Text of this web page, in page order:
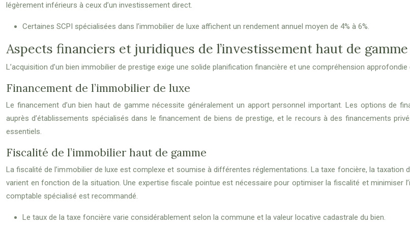
légèrement inférieurs à ceux d’un investissement direct.
Certaines SCPI spécialisées dans l’immobilier de luxe affichent un rendement annuel moyen de 4% à 6%.
Aspects financiers et juridiques de l’investissement haut de gamme
L’acquisition d’un bien immobilier de prestige exige une solide planification financière et une compréhension
Financement de l’immobilier de luxe
Le financement d’un bien haut de gamme nécessite généralement un apport personnel important. Les options de
auprès d’établissements spécialisés dans le financement de biens de prestige, et le recours à des financements
essentiels.
Fiscalité de l’immobilier haut de gamme
La fiscalité de l’immobilier de luxe est complexe et soumise à différentes réglementations. La taxe foncière, la
varient en fonction de la situation. Une expertise fiscale pointue est nécessaire pour optimiser la fiscalité et minimiser
comptable spécialisé est recommandé.
Le taux de la taxe foncière varie considérablement selon la commune et la valeur locative cadastrale du bien.